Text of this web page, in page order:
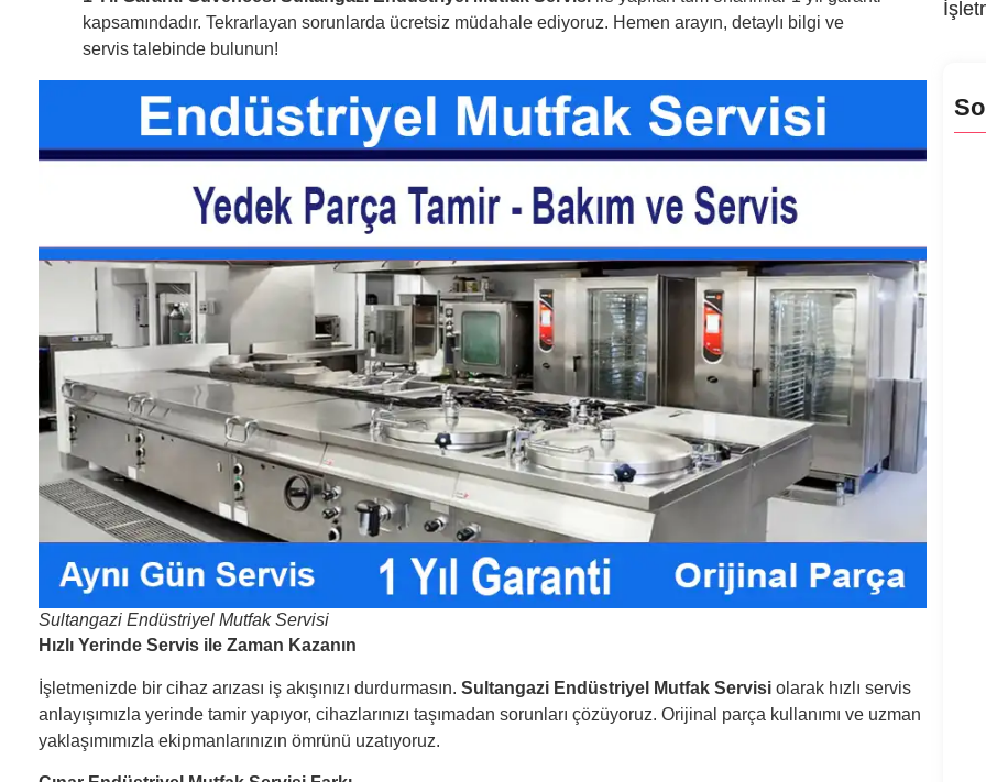
kapsamındadır. Tekrarlayan sorunlarda ücretsiz müdahale ediyoruz. Hemen arayın, detaylı bilgi ve
servis talebinde bulunun!
Sultangazi Endüstriyel Mutfak Servisi
Hızlı Yerinde Servis ile Zaman Kazanın
İşletmenizde bir cihaz arızası iş akışınızı durdurmasın. Sultangazi Endüstriyel Mutfak Servisi olarak hızlı servis
anlayışımızla yerinde tamir yapıyor, cihazlarınızı taşımadan sorunları çözüyoruz. Orijinal parça kullanımı ve uzman
yaklaşımımızla ekipmanlarınızın ömrünü uzatıyoruz.